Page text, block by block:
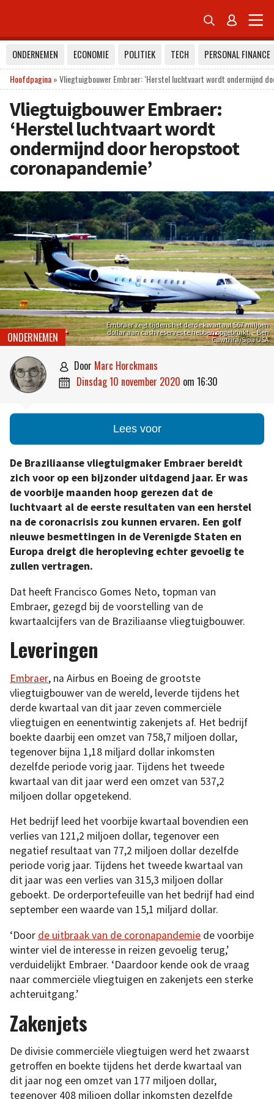
 
ONDERNEMEN ECONOMIE POLITIEK TECH
PERSONAL FINANCE
Hoofdpagina»Vliegtuigbouwer Embraer: ‘Herstel luchtvaart wordt ondermijnd
Vliegtuigbouwer Embraer:
‘Herstel luchtvaart wordt
ondermijnd door heropstoot
coronapandemie’
Embraer zegt tijdens het derde kwartaal 567 miljoen
dollar aan cash reserves te hebben opgebruikt. – Ben
Cawthra/Sipa USA
ONDERNEMEN
 door Marc Horckmans
 dinsdag 10 november 2020 om 16:30
Lees voor
De Braziliaanse vliegtuigmaker Embraer bereidt
zich voor op een bijzonder uitdagend jaar. Er was
de voorbije maanden hoop gerezen dat de
luchtvaart al de eerste resultaten van een herstel
na de coronacrisis zou kunnen ervaren. Een golf
nieuwe besmettingen in de Verenigde Staten en
Europa dreigt die heropleving echter gevoelig te
zullen vertragen.
Dat heeft Francisco Gomes Neto, topman van
Embraer, gezegd bij de voorstelling van de
kwartaalcijfers van de Braziliaanse vliegtuigbouwer.
Leveringen
Embraer, na Airbus en Boeing de grootste
vliegtuigbouwer van de wereld, leverde tijdens het
derde kwartaal van dit jaar zeven commerciële
vliegtuigen en eenentwintig zakenjets af. Het bedrijf
boekte daarbij een omzet van 758,7 miljoen dollar,
tegenover bijna 1,18 miljard dollar inkomsten
dezelfde periode vorig jaar. Tijdens het tweede
kwartaal van dit jaar werd een omzet van 537,2
miljoen dollar opgetekend.
Het bedrijf leed het voorbije kwartaal bovendien een
verlies van 121,2 miljoen dollar, tegenover een
negatief resultaat van 77,2 miljoen dollar dezelfde
periode vorig jaar. Tijdens het tweede kwartaal van
dit jaar was een verlies van 315,3 miljoen dollar
geboekt. De orderportefeuille van het bedrijf had eind
september een waarde van 15,1 miljard dollar.
‘Door de uitbraak van de coronapandemie de voorbije
winter viel de interesse in reizen gevoelig terug,’
verduidelijkt Embraer. ‘Daardoor kende ook de vraag
naar commerciële vliegtuigen en zakenjets een sterke
achteruitgang.’
Zakenjets
De divisie commerciële vliegtuigen werd het zwaarst
getroffen en boekte tijdens het derde kwartaal van
dit jaar nog een omzet van 177 miljoen dollar,
tegenover 408 miljoen dollar inkomsten dezelfde